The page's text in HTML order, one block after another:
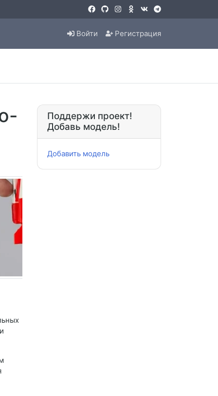
Войти Регистрация
Поддержи проект!
Добавь модель!
Добавить модель